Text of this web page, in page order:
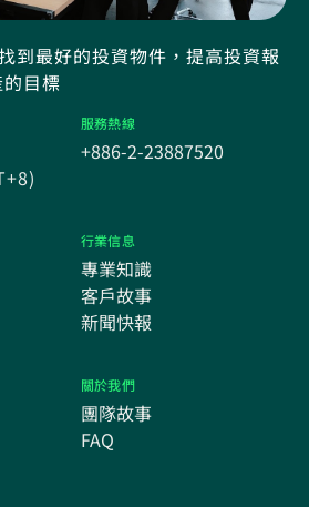
到最好的投資物件，提高投資報
目標
服務熱線
+886-2-23887520
行業信息
專業知識
客戶故事
新聞快報
關於我們
團隊故事
FAQ